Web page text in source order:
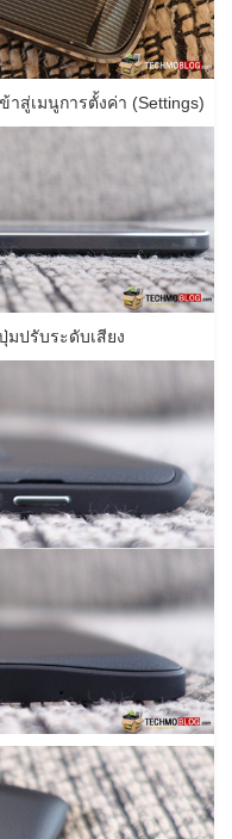
สู่เมนูการตั้งค่า (Settings)
มปรับระดับเสียง